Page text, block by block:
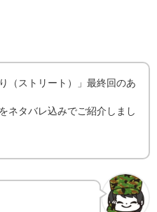
（ストリート）」最終回のあ
ネタバレ込みでご紹介しまし